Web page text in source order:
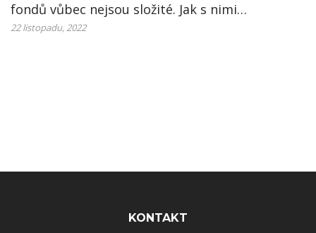
fondů vůbec nejsou složité. Jak s nimi…
22 listopadu, 2022
KONTAKT